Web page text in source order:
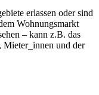
erlassen oder sind
Wohnungsmarkt
– kann z.B. das
Mieter_innen und der